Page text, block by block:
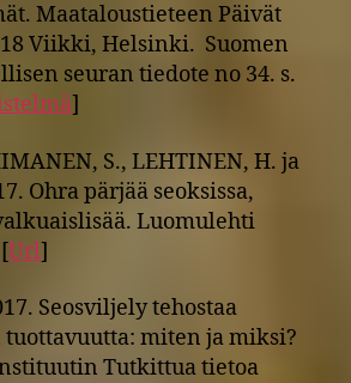
Maataloustieteen Päivät
Viikki, Helsinki. Suomen
seuran tiedote no 34. s.
]
S., LEHTINEN, H. ja
Ohra pärjää seoksissa,
Luomulehti
Url]
Seosviljely tehostaa
miten ja miksi?
Tutkittua tietoa